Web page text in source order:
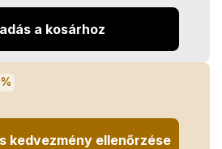
a kosárhoz
kedvezmény ellenőrzése